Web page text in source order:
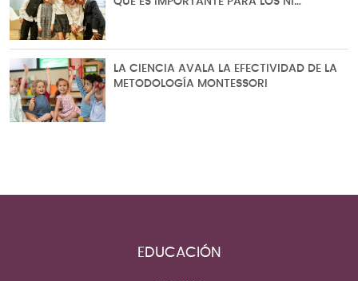
LA CIENCIA AVALA LA EFECTIVIDAD DE LA
METODOLOGÍA MONTESSORI
EDUCACIÓN